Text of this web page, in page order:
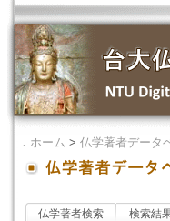
． ホーム > 仏学著者データ
仏学著者検索 検索結